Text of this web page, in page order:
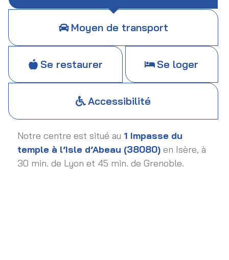
Moyen de transport
Se restaurer Se loger
Accessibilité
Notre centre est situé au 1 Impasse du
temple à l’Isle d’Abeau (38080) en Isère, à
30 min. de Lyon et 45 min. de Grenoble.